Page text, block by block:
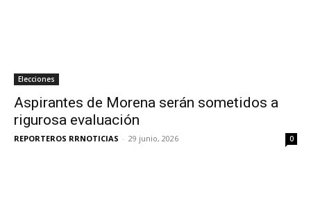
Elecciones
Aspirantes de Morena serán sometidos a
rigurosa evaluación
REPORTEROS RRNOTICIAS - 29 junio, 2026 0